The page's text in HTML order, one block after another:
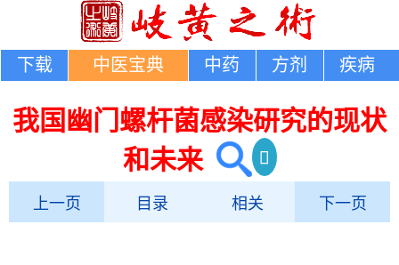
下载 中医宝典 中药 方剂 疾病
我国幽门螺杆菌感染研究的现状
和未来
上一页 目录 相关 下一页